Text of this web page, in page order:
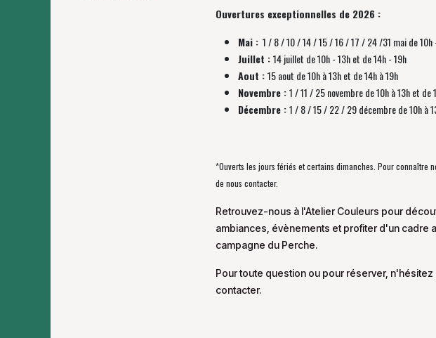
Ouvertures exceptionnelles de 2026 :
Mai : 1 / 8 / 10 / 14 / 15 / 16 / 17 / 24 /31 mai de 10h
Juillet :14 juillet de 10h - 13h et de 14h - 19h
Aout :15 aout de 10h à 13h et de 14h à 19h
Novembre :1 / 11 / 25 novembre de10h à 13h et de
Décembre :1 / 8 / 15 / 22 / 29 décembrede10h à
*Ouverts les jours fériés et certains dimanches. Pour connaître
de nous contacter.
Retrouvez-nous à l'Atelier Couleurs pour
ambiances, évènements et profiter d'un cadre
campagne du Perche.
Pour toute question ou pour réserver, n'hésitez
contacter.